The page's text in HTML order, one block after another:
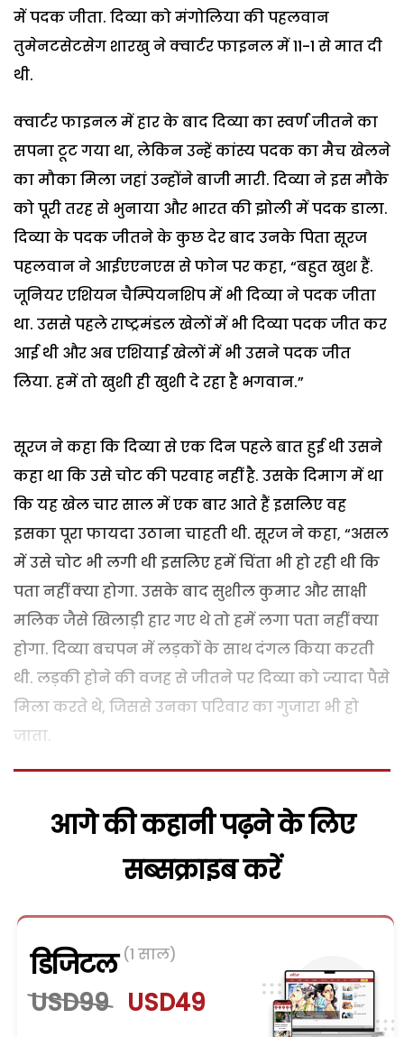
में पदक जीता. दिव्या को मंगोलिया की पहलवान
तुमेनटसेटसेग शारखु ने क्वार्टर फाइनल में 11-1 से मात दी
थी.
क्वार्टर फाइनल में हार के बाद दिव्या का स्वर्ण जीतने का
सपना टूट गया था, लेकिन उन्हें कांस्य पदक का मैच खेलने
का मौका मिला जहां उन्होंने बाजी मारी. दिव्या ने इस मौके
को पूरी तरह से भुनाया और भारत की झोली में पदक डाला.
दिव्या के पदक जीतने के कुछ देर बाद उनके पिता सूरज
पहलवान ने आईएएनएस से फोन पर कहा, “बहुत खुश हैं.
जूनियर एशियन चैम्पियनशिप में भी दिव्या ने पदक जीता
था. उससे पहले राष्ट्रमंडल खेलों में भी दिव्या पदक जीत कर
आई थी और अब एशियाई खेलों में भी उसने पदक जीत
लिया. हमें तो खुशी ही खुशी दे रहा है भगवान.”
सूरज ने कहा कि दिव्या से एक दिन पहले बात हुई थी उसने
कहा था कि उसे चोट की परवाह नहीं है. उसके दिमाग में था
कि यह खेल चार साल में एक बार आते हैं इसलिए वह
इसका पूरा फायदा उठाना चाहती थी. सूरज ने कहा, “असल
में उसे चोट भी लगी थी इसलिए हमें चिंता भी हो रही थी कि
पता नहीं क्या होगा. उसके बाद सुशील कुमार और साक्षी
मलिक जैसे खिलाड़ी हार गए थे तो हमें लगा पता नहीं क्या
होगा. दिव्या बचपन में लड़कों के साथ दंगल किया करती
थी. लड़की होने की वजह से जीतने पर दिव्या को ज्यादा पैसे
मिला करते थे, जिससे उनका परिवार का गुजारा भी हो
जाता.
आगे की कहानी पढ़ने के लिए
सब्सक्राइब करें
डिजिटल (1 साल)
USD99 USD49